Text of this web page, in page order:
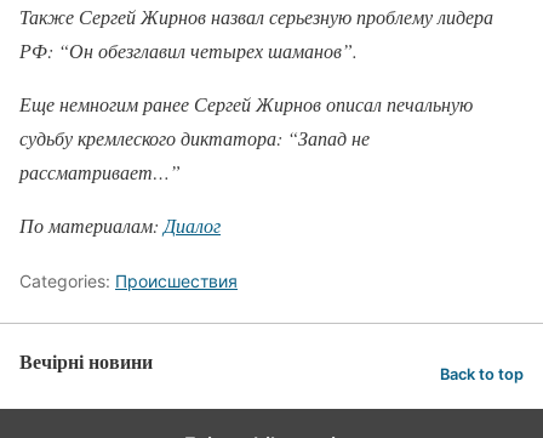
Также Сергей Жирнов назвал серьезную проблему лидера
РФ: “Он обезглавил четырех шаманов”.
Еще немногим ранее Сергей Жирнов описал печальную
судьбу кремлеского диктатора: “Запад не
рассматривает…”
По материалам: Диалог
Categories: Происшествия
Вечірні новини Back to top